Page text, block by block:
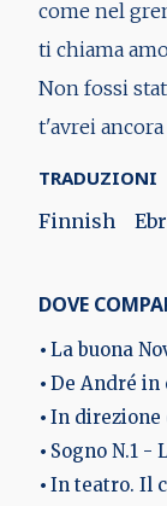
come nel
ti chiama
Non fossi
t'avrei
TRADUZIONI
Finnish
DOVE
La buona
De André in
In direzione
Sogno N.1 -
In teatro. Il